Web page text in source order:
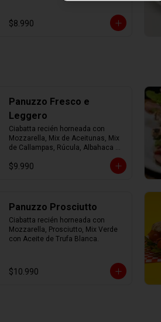
$8.990
Panuzzo Fresco e
Leggero
Ciabatta recién horneada con
Mozzarella, Mix de Aceitunas, Mix
de Callampas, Rúcula, Albahaca
$9.990
Panuzzo Prosciutto
Ciabatta recién horneada con
Mozzarella, Prosciutto, Mix Verde
con Aceite de Trufa Blanca.
$10.990